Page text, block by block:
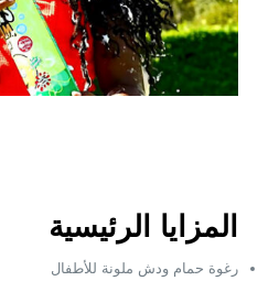
المزايا الرئيسية
رغوة حمام ودش ملونة للأطفال